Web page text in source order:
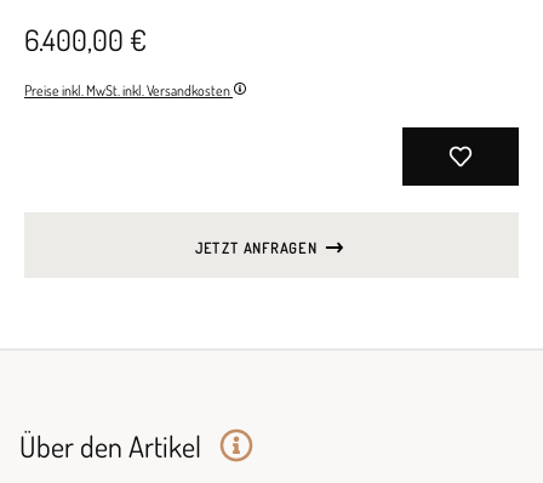
6.400,00 €
Preise inkl. MwSt. inkl. Versandkosten
JETZT ANFRAGEN
Über den Artikel